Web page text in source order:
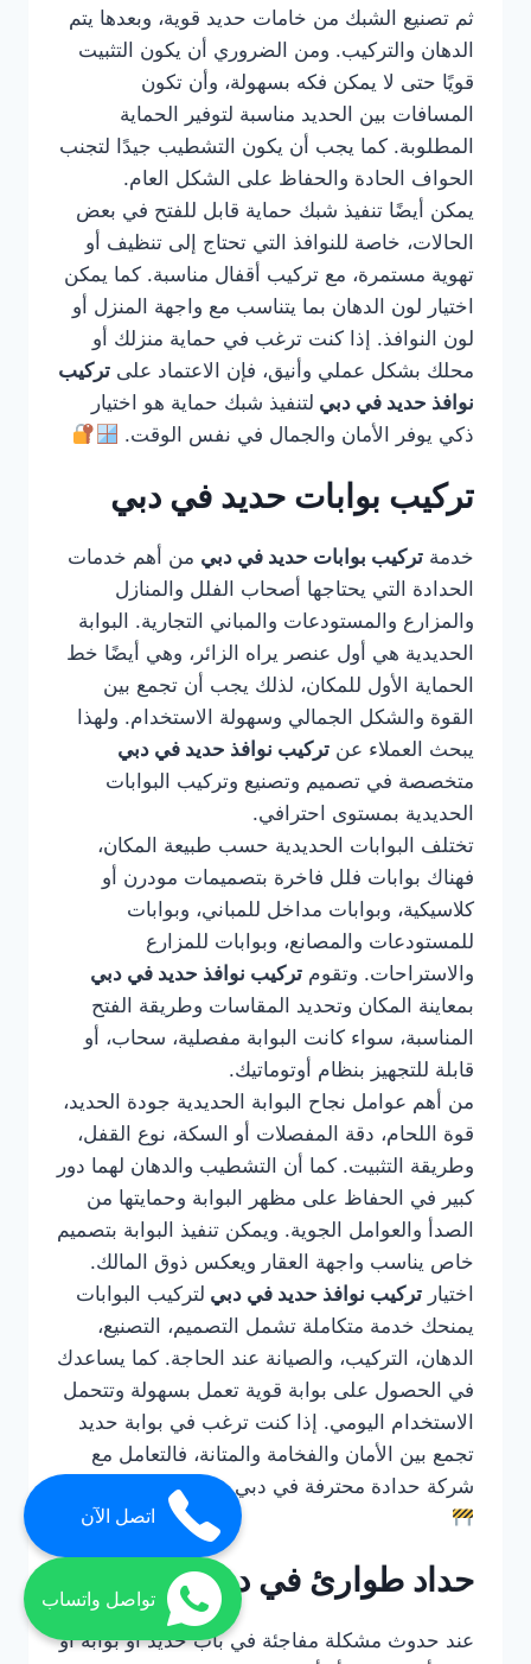
ثم تصنيع الشبك من خامات حديد قوية، وبعدها يتم
الدهان والتركيب. ومن الضروري أن يكون التثبيت
قويًا حتى لا يمكن فكه بسهولة، وأن تكون
المسافات بين الحديد مناسبة لتوفير الحماية
المطلوبة. كما يجب أن يكون التشطيب جيدًا لتجنب
الحواف الحادة والحفاظ على الشكل العام.
يمكن أيضًا تنفيذ شبك حماية قابل للفتح في بعض
الحالات، خاصة للنوافذ التي تحتاج إلى تنظيف أو
تهوية مستمرة، مع تركيب أقفال مناسبة. كما يمكن
اختيار لون الدهان بما يتناسب مع واجهة المنزل أو
لون النوافذ. إذا كنت ترغب في حماية منزلك أو
محلك بشكل عملي وأنيق، فإن الاعتماد على تركيب
نوافذ حديد في دبي لتنفيذ شبك حماية هو اختيار
ذكي يوفر الأمان والجمال في نفس الوقت.
تركيب بوابات حديد في دبي
خدمة تركيب بوابات حديد في دبي من أهم خدمات
الحدادة التي يحتاجها أصحاب الفلل والمنازل
والمزارع والمستودعات والمباني التجارية. البوابة
الحديدية هي أول عنصر يراه الزائر، وهي أيضًا خط
الحماية الأول للمكان، لذلك يجب أن تجمع بين
القوة والشكل الجمالي وسهولة الاستخدام. ولهذا
يبحث العملاء عن تركيب نوافذ حديد في دبي
متخصصة في تصميم وتصنيع وتركيب البوابات
الحديدية بمستوى احترافي.
تختلف البوابات الحديدية حسب طبيعة المكان،
فهناك بوابات فلل فاخرة بتصميمات مودرن أو
كلاسيكية، وبوابات مداخل للمباني، وبوابات
للمستودعات والمصانع، وبوابات للمزارع
والاستراحات. وتقوم تركيب نوافذ حديد في دبي
بمعاينة المكان وتحديد المقاسات وطريقة الفتح
المناسبة، سواء كانت البوابة مفصلية، سحاب، أو
قابلة للتجهيز بنظام أوتوماتيك.
من أهم عوامل نجاح البوابة الحديدية جودة الحديد،
قوة اللحام، دقة المفصلات أو السكة، نوع القفل،
وطريقة التثبيت. كما أن التشطيب والدهان لهما دور
كبير في الحفاظ على مظهر البوابة وحمايتها من
الصدأ والعوامل الجوية. ويمكن تنفيذ البوابة بتصميم
خاص يناسب واجهة العقار ويعكس ذوق المالك.
اختيار تركيب نوافذ حديد في دبي لتركيب البوابات
يمنحك خدمة متكاملة تشمل التصميم، التصنيع،
الدهان، التركيب، والصيانة عند الحاجة. كما يساعدك
في الحصول على بوابة قوية تعمل بسهولة وتتحمل
الاستخدام اليومي. إذا كنت ترغب في بوابة حديد
تجمع بين الأمان والفخامة والمتانة، فالتعامل مع
شركة حدادة محترفة في دبي هو الحل الأفضل.
حداد طوارئ في دبي
عند حدوث مشكلة مفاجئة في باب حديد أو بوابة أو
اتصل الآن
تواصل واتساب